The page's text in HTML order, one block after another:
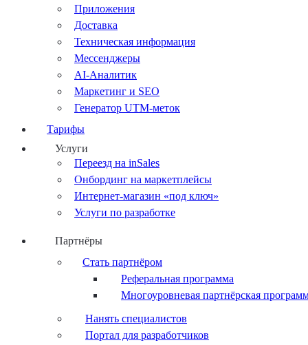
Приложения
Доставка
Техническая информация
Мессенджеры
AI-Аналитик
Маркетинг и SEO
Генератор UTM-меток
Тарифы
Услуги
Переезд на inSales
Онбординг на маркетплейсы
Интернет-магазин «под ключ»
Услуги по разработке
Партнёры
Стать партнёром
Реферальная программа
Многоуровневая партнёрская
Нанять специалистов
Портал для разработчиков